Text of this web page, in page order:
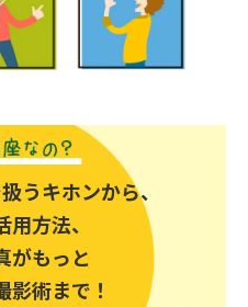
うキホンから、
方法、
がもっと
影術まで！